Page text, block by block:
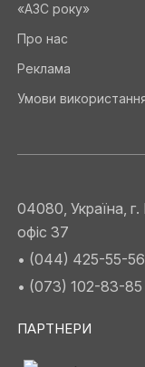
«АЗС року»
Про нас
Реклама
Умови
04080, Україна, г.
офіс 37
• (044) 425-55-56
• (073) 102-83-85
ПАРТНЕРИ